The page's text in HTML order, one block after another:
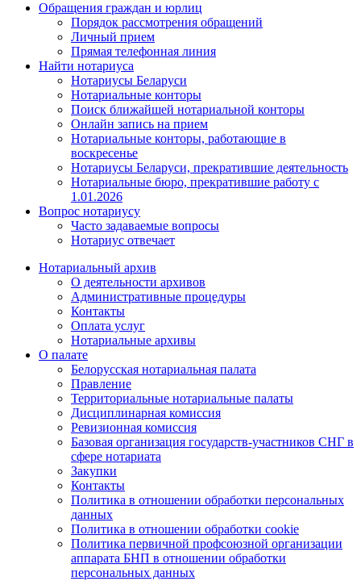
Обращения граждан и юрлиц
Порядок рассмотрения обращений
Личный прием
Прямая телефонная линия
Найти нотариуса
Нотариусы Беларуси
Нотариальные конторы
Поиск ближайшей нотариальной конторы
Онлайн запись на прием
Нотариальные конторы, работающие в
воскресенье
Нотариусы Беларуси, прекратившие деятельность
Нотариальные бюро, прекратившие работу с
1.01.2026
Вопрос нотариусу
Часто задаваемые вопросы
Нотариус отвечает
Нотариальный архив
О деятельности архивов
Административные процедуры
Контакты
Оплата услуг
Нотариальные архивы
О палате
Белорусская нотариальная палата
Правление
Территориальные нотариальные палаты
Дисциплинарная комиссия
Ревизионная комиссия
Базовая организация государств-участников СНГ в
сфере нотариата
Закупки
Контакты
Политика в отношении обработки персональных
данных
Политика в отношении обработки cookie
Политика первичной профсоюзной организации
аппарата БНП в отношении обработки
персональных данных